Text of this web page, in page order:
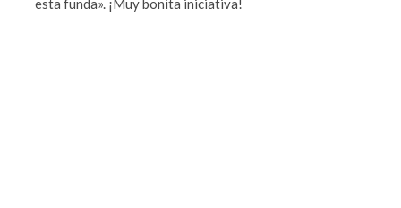
esta funda». ¡Muy bonita iniciativa!